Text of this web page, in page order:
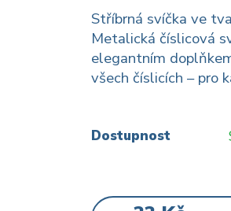
Stříbrná svíčka ve
Metalická číslicová
elegantním
všech číslicích – pro
Dostupnost